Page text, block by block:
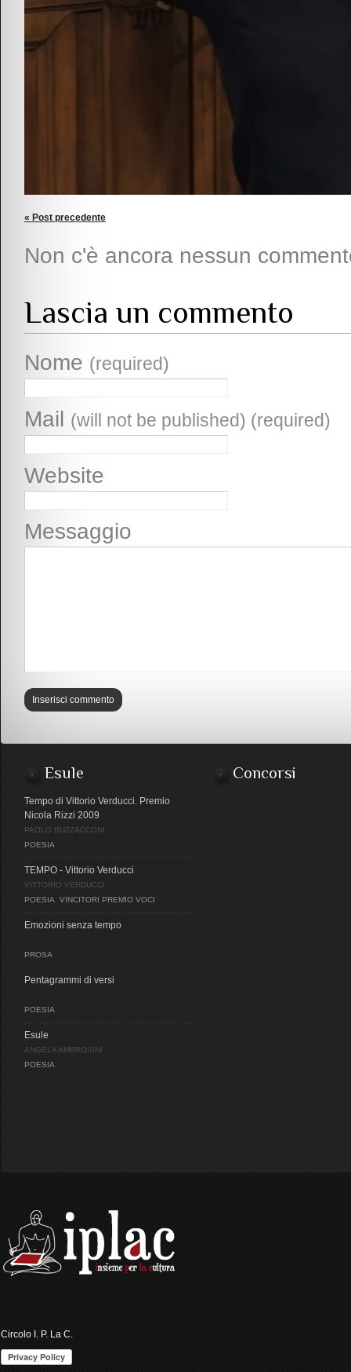
« Post precedente
Non c'è ancora nessun
Lascia un commento
Nome (required)
Mail (will not be published) (required)
Website
Messaggio
Esule
Tempo di Vittorio Verducci. Premio
Nicola Rizzi 2009
PAOLO BUZZACCONI
POESIA
TEMPO - Vittorio Verducci
VITTORIO VERDUCCI
POESIA
VINCITORI PREMIO VOCI
Emozioni senza tempo
PROSA
Pentagrammi di versi
POESIA
Esule
ANGELA AMBROSINI
POESIA
Concorsi
Circolo I. P. La C.